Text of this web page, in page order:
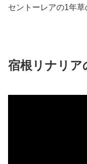
セントーレアの1年草
宿根リナリア